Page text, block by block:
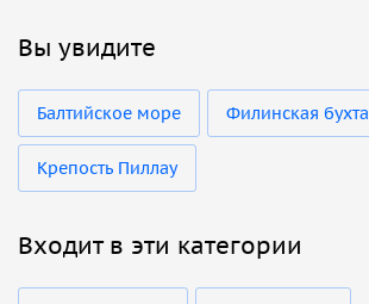
Вы увидите
Балтийское море Филинская бухта
Крепость Пиллау
Входит в эти категории